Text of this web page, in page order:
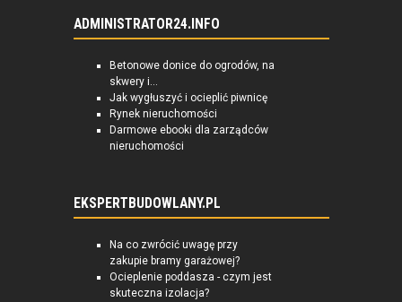
ADMINISTRATOR24.INFO
Betonowe donice do ogrodów, na
skwery i...
Jak wygłuszyć i ocieplić piwnicę
Rynek nieruchomości
Darmowe ebooki dla zarządców
nieruchomości
EKSPERTBUDOWLANY.PL
Na co zwrócić uwagę przy
zakupie bramy garażowej?
Ocieplenie poddasza - czym jest
skuteczna izolacja?